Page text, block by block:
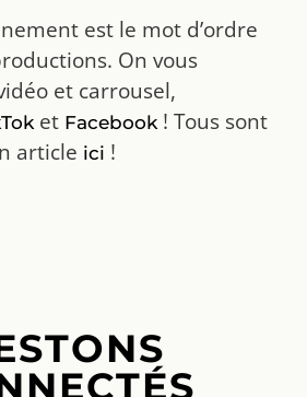
est le mot d’ordre
On vous
et carrousel,
et Facebook! Tous sont
article ici !